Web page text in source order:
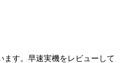
ます。早速実機をレビューして